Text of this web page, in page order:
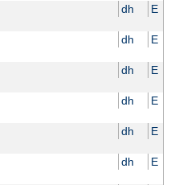
dh E
dh E
dh E
dh E
dh E
dh E